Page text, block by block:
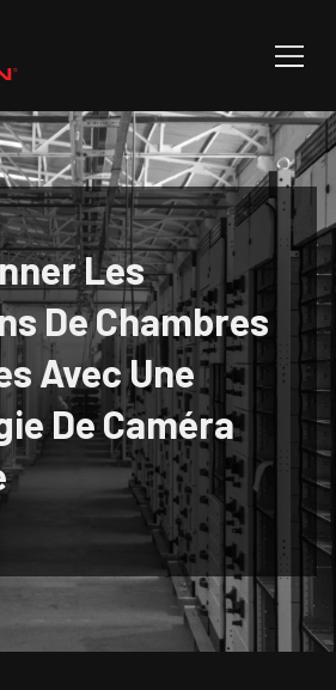
Les
De Chambres
Avec Une
De Caméra